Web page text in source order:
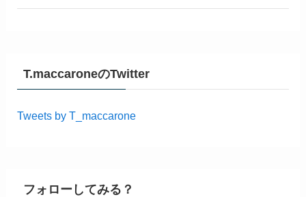
T.maccaroneのTwitter
Tweets by T_maccarone
フォローしてみる？